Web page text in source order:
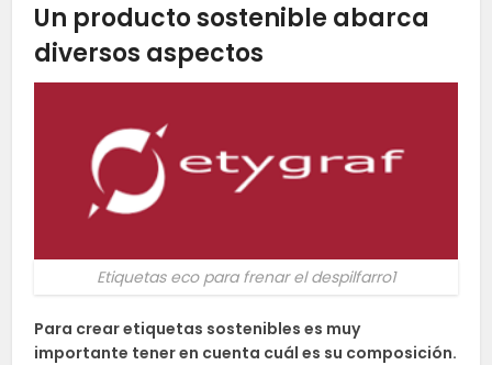
Un producto sostenible abarca
diversos aspectos
Etiquetas eco para frenar el despilfarro1
Para crear etiquetas sostenibles es muy
importante tener en cuenta cuál es su composición.